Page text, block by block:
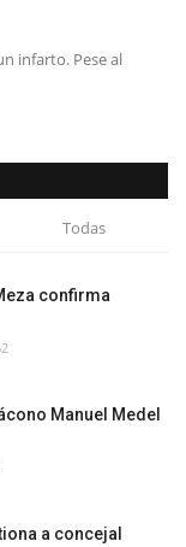
infarto. Pese al
Todas
confirma
Manuel Medel
a concejal